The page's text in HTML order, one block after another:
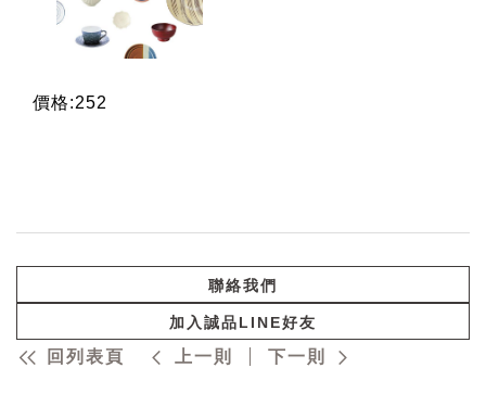
價格:252
聯絡我們
加入誠品LINE好友
回列表頁 上一則 下一則